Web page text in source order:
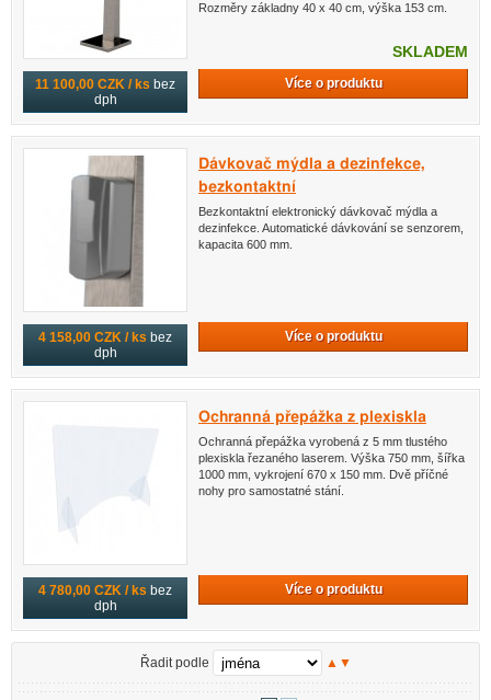
11 100,00 CZK / ks bez
dph
Rozměry základny 40 x 40 cm, výška 153 cm.
SKLADEM
Více o produktu
4 158,00 CZK / ks bez
dph
Dávkovač mýdla a dezinfekce,
bezkontaktní
Bezkontaktní elektronický dávkovač mýdla a
dezinfekce. Automatické dávkování se senzorem,
kapacita 600 mm.
Více o produktu
4 780,00 CZK / ks bez
dph
Ochranná přepážka z plexiskla
Ochranná přepážka vyrobená z 5 mm tlustého
plexiskla řezaného laserem. Výška 750 mm, šířka
1000 mm, vykrojení 670 x 150 mm. Dvě příčné
nohy pro samostatné stání.
Více o produktu
Řadit podle ▲ ▼